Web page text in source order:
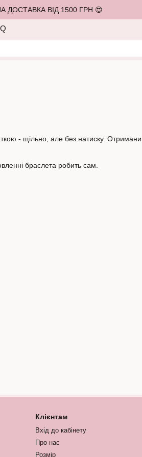
ДОСТАВКА ВІД 1500 ГРН 😍
- щільно, але без натиску.
браслета робить сам.
Клієнтам
Вхід до кабінету
Про нас
Розмір